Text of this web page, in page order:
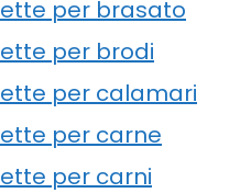
per brasato
per brodi
per calamari
per carne
per carni